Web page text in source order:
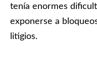
tenía enormes
exponerse a
litigios.